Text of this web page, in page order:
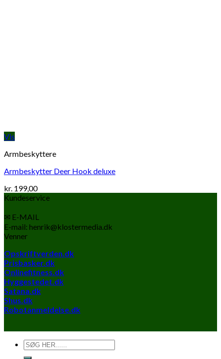
Vis
Armbeskyttere
Armbeskytter Deer Hook deluxe
kr. 199,00
Kundeservice
✉ E-MAIL
E-mail: henrik@klostermedia.dk
Venner
Opskriftverden.dk
Prisbasker.dk
Onlinefitness.dk
Hyggestedet.dk
Satana.dk
Shus.dk
Robotanmeldelse.dk
Søg
efter: